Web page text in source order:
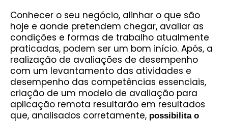
Conhecer o seu negócio, alinhar o que são
hoje e aonde pretendem chegar, avaliar as
condições e formas de trabalho atualmente
praticadas, podem ser um bom início. Após, a
realização de avaliações de desempenho
com um levantamento das atividades e
desempenho das competências essenciais,
criação de um modelo de avaliação para
aplicação remota resultarão em resultados
que, analisados corretamente, possibilita o